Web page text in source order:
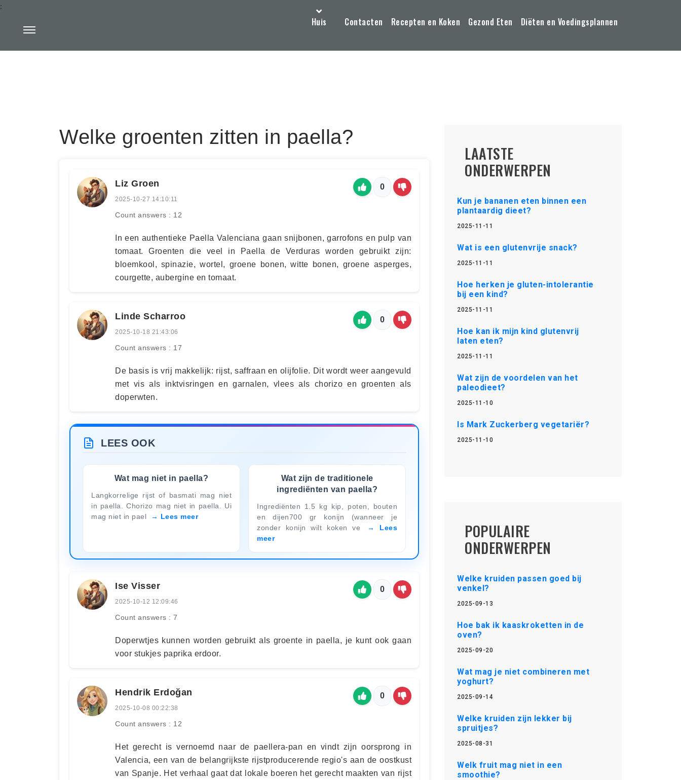
Huis Contacten Recepten en Koken Gezond Eten Diëten en Voedingsplannen
:
Welke groenten zitten in paella?
Liz Groen
2025-10-27 14:10:11
Count answers : 12
0
In een authentieke Paella Valenciana gaan snijbonen, garrofons en pulp van
tomaat. Groenten die veel in Paella de Verduras worden gebruikt zijn:
bloemkool, spinazie, wortel, groene bonen, witte bonen, groene asperges,
courgette, aubergine en tomaat.
Linde Scharroo
2025-10-18 21:43:06
Count answers : 17
0
De basis is vrij makkelijk: rijst, saffraan en olijfolie. Dit wordt weer aangevuld
met vis als inktvisringen en garnalen, vlees als chorizo en groenten als
doperwten.
LEES OOK
Wat mag niet in paella?
Langkorrelige rijst of basmati mag niet
in paella. Chorizo mag niet in paella. Ui
mag niet in pael
Lees meer
Wat zijn de traditionele
ingrediënten van paella?
Ingrediënten 1.5 kg kip, poten, bouten
en dijen700 gr konijn (wanneer je
zonder konijn wilt koken ve
Lees
meer
Ise Visser
2025-10-12 12:09:46
Count answers : 7
0
Doperwtjes kunnen worden gebruikt als groente in paella, je kunt ook gaan
voor stukjes paprika erdoor.
Hendrik Erdoğan
2025-10-08 00:22:38
Count answers : 12
0
Het gerecht is vernoemd naar de paellera-pan en vindt zijn oorsprong in
Valencia, een van de belangrijkste rijstproducerende regio's aan de oostkust
van Spanje. Het verhaal gaat dat lokale boeren het gerecht maakten van rijst
LAATSTE
ONDERWERPEN
Kun je bananen eten binnen een
plantaardig dieet?
2025-11-11
Wat is een glutenvrije snack?
2025-11-11
Hoe herken je gluten-intolerantie
bij een kind?
2025-11-11
Hoe kan ik mijn kind glutenvrij
laten eten?
2025-11-11
Wat zijn de voordelen van het
paleodieet?
2025-11-10
Is Mark Zuckerberg vegetariër?
2025-11-10
POPULAIRE
ONDERWERPEN
Welke kruiden passen goed bij
venkel?
2025-09-13
Hoe bak ik kaaskroketten in de
oven?
2025-09-20
Wat mag je niet combineren met
yoghurt?
2025-09-14
Welke kruiden zijn lekker bij
spruitjes?
2025-08-31
Welk fruit mag niet in een
smoothie?